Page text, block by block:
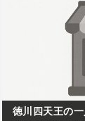
徳川四天王の